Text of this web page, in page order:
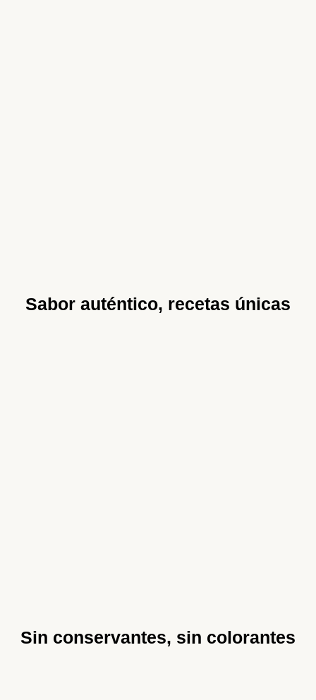
Sabor auténtico, recetas únicas
Sin conservantes, sin colorantes